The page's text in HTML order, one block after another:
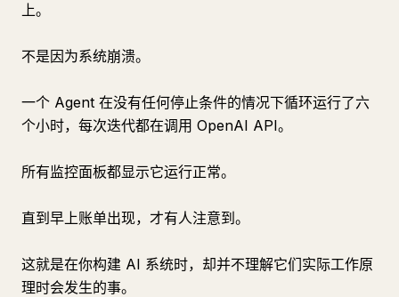
上。
不是因为系统崩溃。
一个 Agent 在没有任何停止条件的情况下循环运行了六
个小时，每次迭代都在调用 OpenAI API。
所有监控面板都显示它运行正常。
直到早上账单出现，才有人注意到。
这就是在你构建 AI 系统时，却并不理解它们实际工作原
理时会发生的事。